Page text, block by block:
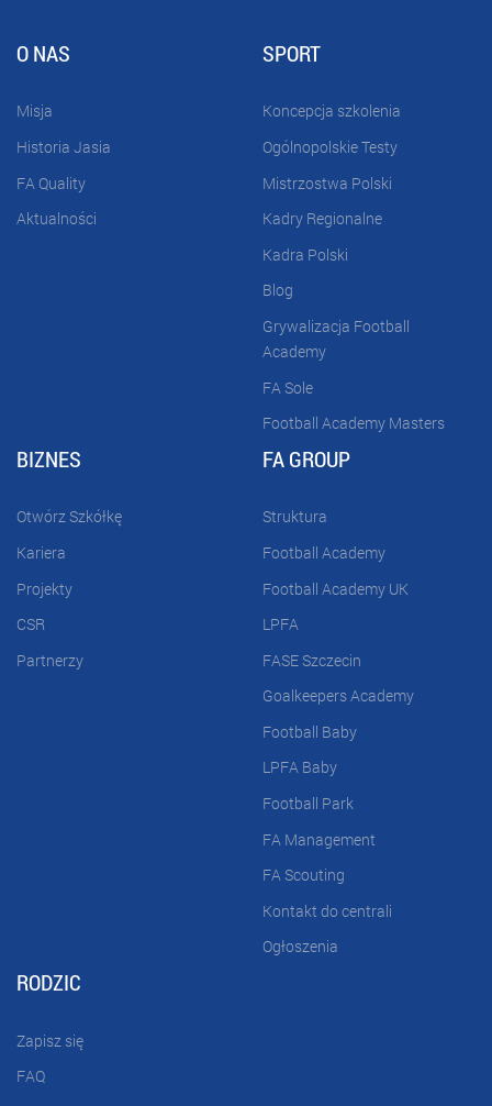
O NAS
Misja
Historia Jasia
FA Quality
Aktualności
SPORT
Koncepcja szkolenia
Ogólnopolskie Testy
Mistrzostwa Polski
Kadry Regionalne
Kadra Polski
Blog
Grywalizacja Football
Academy
FA Sole
Football Academy Masters
BIZNES
Otwórz Szkółkę
Kariera
Projekty
CSR
Partnerzy
FA GROUP
Struktura
Football Academy
Football Academy UK
LPFA
FASE Szczecin
Goalkeepers Academy
Football Baby
LPFA Baby
Football Park
FA Management
FA Scouting
Kontakt do centrali
Ogłoszenia
RODZIC
Zapisz się
FAQ